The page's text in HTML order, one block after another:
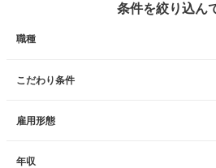
条件を絞り込ん
職種
こだわり条件
雇用形態
年収